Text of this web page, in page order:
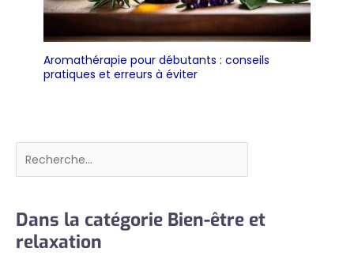
Aromathérapie pour débutants : conseils
pratiques et erreurs à éviter
Rechercher
Dans la catégorie Bien-être et
relaxation